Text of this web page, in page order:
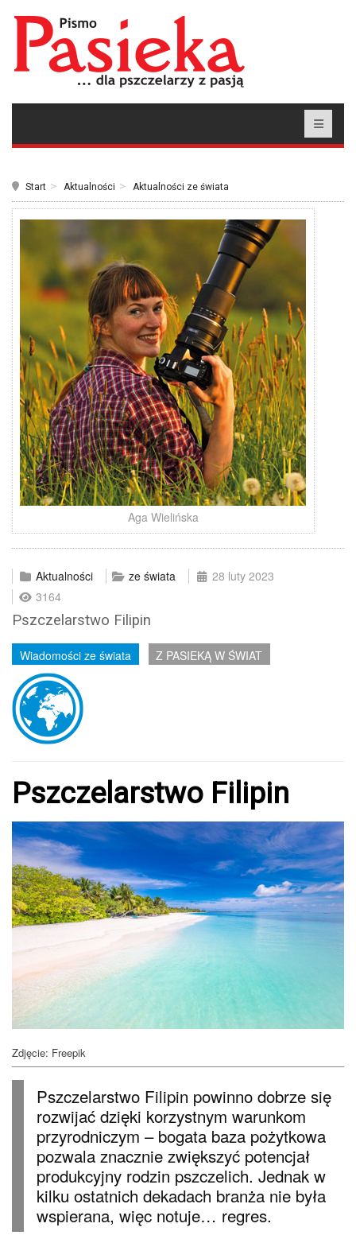
Start Aktualności Aktualności ze świata
Aga Wielińska
Aktualności ze świata
28 luty 2023
3164
Pszczelarstwo Filipin
Wiadomości ze świata Z PASIEKĄ W ŚWIAT
Pszczelarstwo Filipin
Zdjęcie: Freepik
Pszczelarstwo Filipin powinno dobrze się
rozwijać dzięki korzystnym warunkom
przyrodniczym – bogata baza pożytkowa
pozwala znacznie zwiększyć potencjał
produkcyjny rodzin pszczelich. Jednak w
kilku ostatnich dekadach branża nie była
wspierana, więc notuje… regres.